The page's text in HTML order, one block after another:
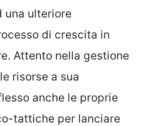
una ulteriore
di crescita in
Attento nella gestione
risorse a sua
anche le proprie
tattiche per lanciare